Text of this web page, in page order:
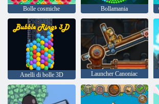
Bolle cosmiche Bollamania
Anelli di bolle 3D Launcher Canoniac